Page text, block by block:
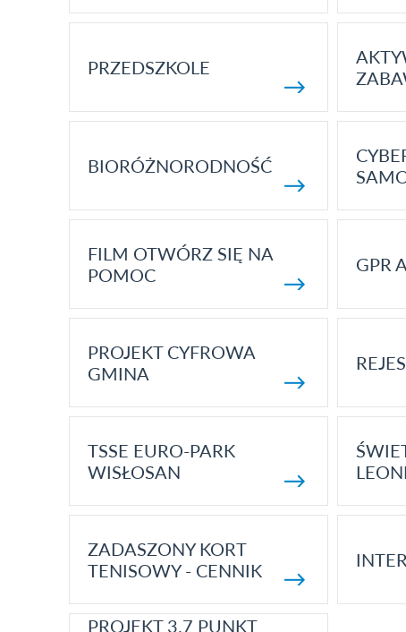
PRZEDSZKOLE
BIORÓŻNORODNOŚĆ
FILM OTWÓRZ SIĘ NA
POMOC
GPR
PROJEKT CYFROWA
GMINA
TSSE EURO-PARK
WISŁOSAN
ZADASZONY KORT
TENISOWY - CENNIK
PROJEKT 3.7 PUNKT